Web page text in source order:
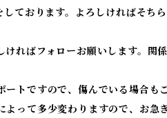
おります。よろしければそちら
ればフォローお願いします。関
トですので、傷んでいる場合も
って多少変わりますので、お急